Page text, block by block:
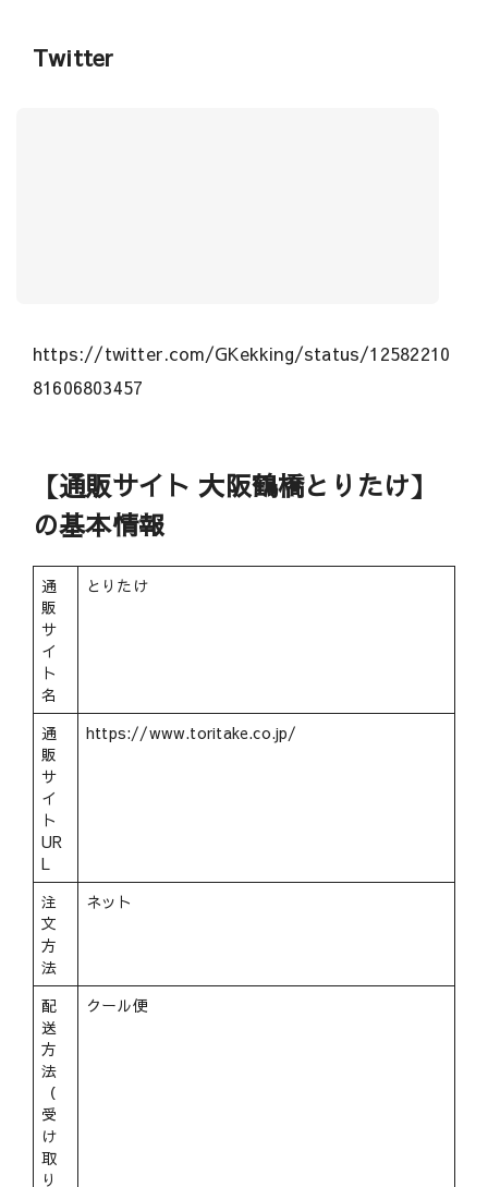
Twitter
https://twitter.com/GKekking/status/12582210
81606803457
【通販サイト 大阪鶴橋とりたけ】
の基本情報
通
販
サ
イ
ト
名
とりたけ
通
販
サ
イ
ト
UR
L
https://www.toritake.co.jp/
注
文
方
法
ネット
配
送
方
法
（
受
け
取
り
クール便